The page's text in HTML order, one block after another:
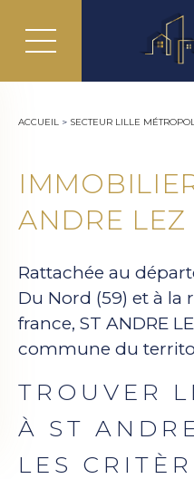
ACCUEIL > SECTEUR LILLE
ANDRE LEZ
Rattachée au
Du Nord (59) et à la
france, ST ANDRE
commune du
TROUVER
À ST
LES